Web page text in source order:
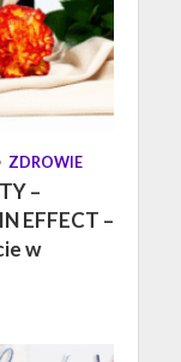
ZDROWIE
–
EFFECT –
w